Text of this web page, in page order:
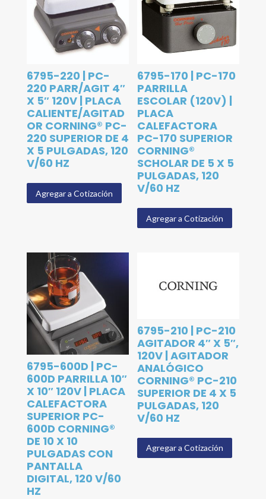
6795-220 | PC-
220 PARR/AGIT 4″
X 5″ 120V | PLACA
CALIENTE/AGITAD
OR CORNING® PC-
220 SUPERIOR DE 4
X 5 PULGADAS, 120
V/60 HZ
Agregar a Cotización
6795-170 | PC-170
PARRILLA
ESCOLAR (120V) |
PLACA
CALEFACTORA
PC-170 SUPERIOR
CORNING®
SCHOLAR DE 5 X 5
PULGADAS, 120
V/60 HZ
Agregar a Cotización
6795-600D | PC-
600D PARRILLA 10″
X 10″ 120V | PLACA
CALEFACTORA
SUPERIOR PC-
600D CORNING®
DE 10 X 10
PULGADAS CON
PANTALLA
DIGITAL, 120 V/60
HZ
6795-210 | PC-210
AGITADOR 4″ X 5″,
120V | AGITADOR
ANALÓGICO
CORNING® PC-210
SUPERIOR DE 4 X 5
PULGADAS, 120
V/60 HZ
Agregar a Cotización